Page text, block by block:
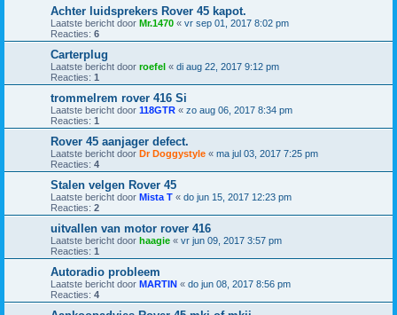
Achter luidsprekers Rover 45 kapot.
Laatste bericht door Mr.1470 « vr sep 01, 2017 8:02 pm
Reacties: 6
Carterplug
Laatste bericht door roefel « di aug 22, 2017 9:12 pm
Reacties: 1
trommelrem rover 416 Si
Laatste bericht door 118GTR « zo aug 06, 2017 8:34 pm
Reacties: 1
Rover 45 aanjager defect.
Laatste bericht door Dr Doggystyle « ma jul 03, 2017 7:25 pm
Reacties: 4
Stalen velgen Rover 45
Laatste bericht door Mista T « do jun 15, 2017 12:23 pm
Reacties: 2
uitvallen van motor rover 416
Laatste bericht door haagie « vr jun 09, 2017 3:57 pm
Reacties: 1
Autoradio probleem
Laatste bericht door MARTIN « do jun 08, 2017 8:56 pm
Reacties: 4